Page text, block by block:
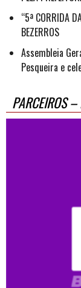
“5ª CORRIDA
BEZERROS
Assembleia
Pesqueira e
PARCEIROS